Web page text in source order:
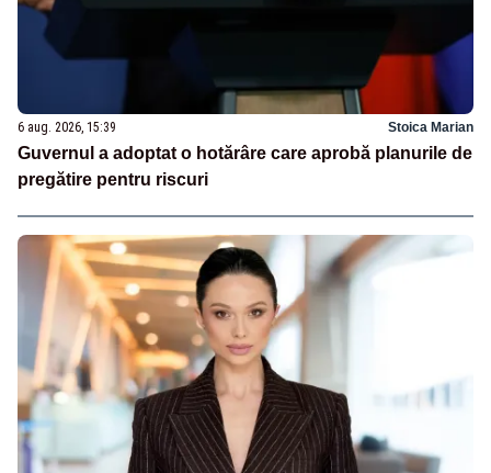
6 aug. 2026, 15:39 Stoica Marian
Guvernul a adoptat o hotărâre care aprobă planurile de
pregătire pentru riscuri